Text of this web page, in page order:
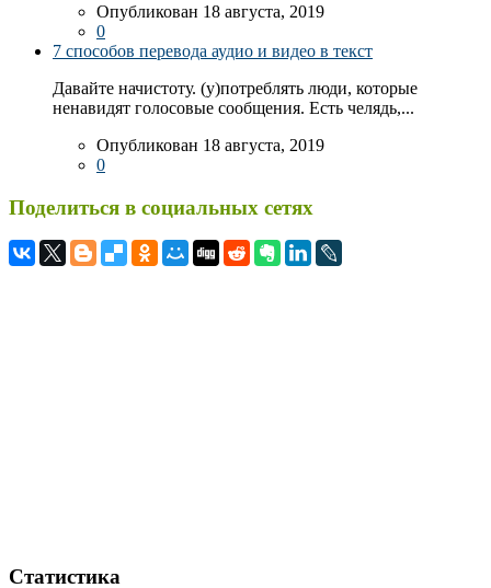
Опубликован 18 августа, 2019
0
7 способов перевода аудио и видео в текст
Давайте начистоту. (у)потреблять люди, которые
ненавидят голосовые сообщения. Есть челядь,...
Опубликован 18 августа, 2019
0
Поделиться в социальных сетях
Статистика